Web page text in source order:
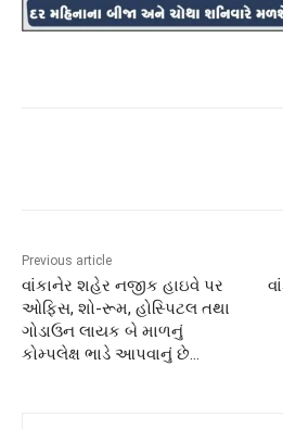
Previous article
વાંકાનેર શહેર નજીક હાઇવે પર
ઓફિસ, શો-રૂમ, હોસ્પિટલ તથા
ગોડાઉન લાયક બે માળનું
કોમ્પલેક્ષ ભાડે આપવાનું છે…